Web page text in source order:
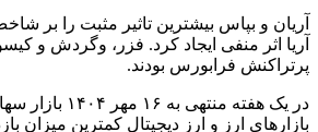
آریان و بپاس بیشترین تاثیر مثبت را بر
آریا اثر منفی ایجاد کرد. فزر، وگردش و
پرتراکنش فرابورس بودند.
در یک هفته منتهی
بازارهای ارز و ارز دیجیتال کمترین میزان